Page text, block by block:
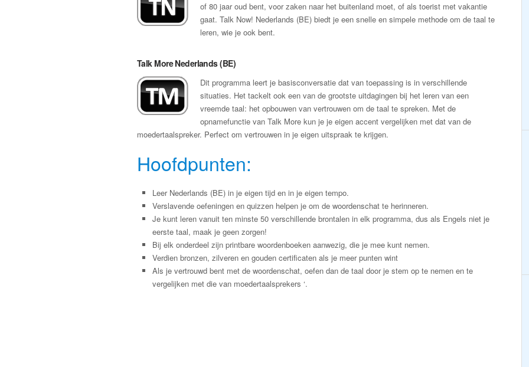
of 80 jaar oud bent, voor zaken naar het buitenland moet, of als toerist met vakantie
gaat. Talk Now! Nederlands (BE) biedt je een snelle en simpele methode om de taal te
leren, wie je ook bent.
Talk More Nederlands (BE)
Dit programma leert je basisconversatie dat van toepassing is in verschillende
situaties. Het tackelt ook een van de grootste uitdagingen bij het leren van een
vreemde taal: het opbouwen van vertrouwen om de taal te spreken. Met de
opnamefunctie van Talk More kun je je eigen accent vergelijken met dat van de
moedertaalspreker. Perfect om vertrouwen in je eigen uitspraak te krijgen.
Hoofdpunten:
Leer Nederlands (BE) in je eigen tijd en in je eigen tempo.
Verslavende oefeningen en quizzen helpen je om de woordenschat te herinneren.
Je kunt leren vanuit ten minste 50 verschillende brontalen in elk programma, dus als Engels niet je
eerste taal, maak je geen zorgen!
Bij elk onderdeel zijn printbare woordenboeken aanwezig, die je mee kunt nemen.
Verdien bronzen, zilveren en gouden certificaten als je meer punten wint
Als je vertrouwd bent met de woordenschat, oefen dan de taal door je stem op te nemen en te
vergelijken met die van moedertaalsprekers ‘.